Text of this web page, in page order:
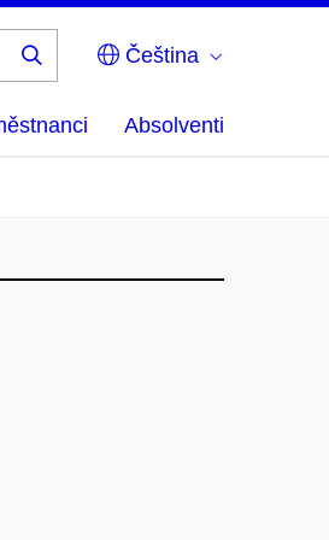
Čeština
Absolventi